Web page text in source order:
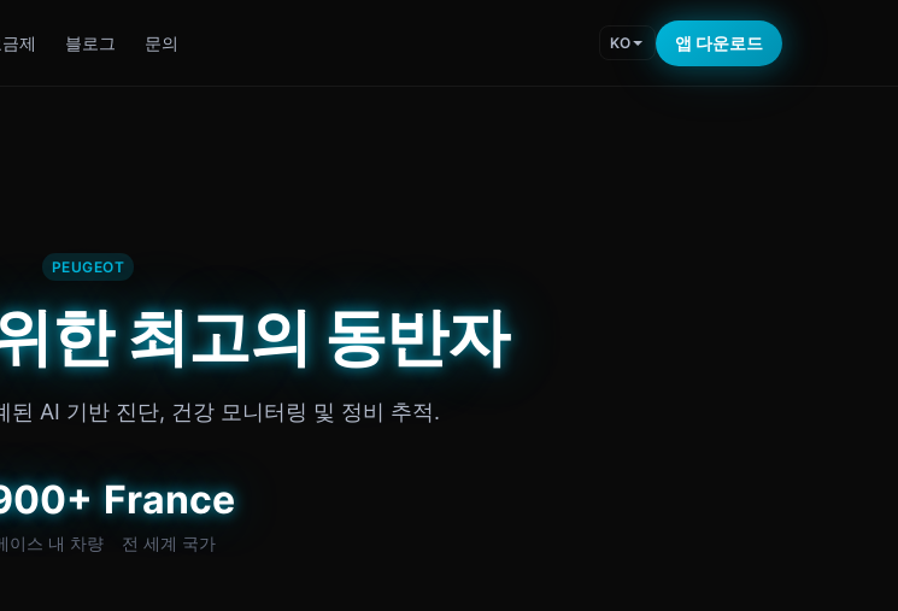
제 블로그 문의 KO 앱 다운로드
PEUGEOT
한 최고의 동반자
AI 기반 진단, 건강 모니터링 및 정비 추적.
이스 내 차량
France
전 세계 국가